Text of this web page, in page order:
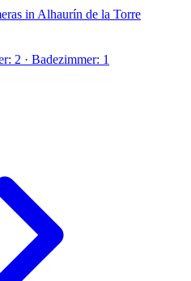
in Alhaurín de la Torre
2 · Badezimmer: 1